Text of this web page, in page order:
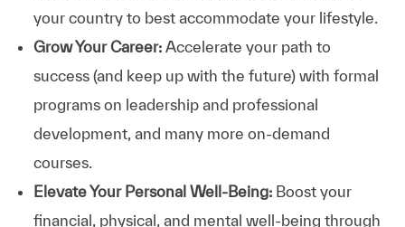
your country to best accommodate your lifestyle.
Grow Your Career: Accelerate your path to
success (and keep up with the future) with formal
programs on leadership and professional
development, and many more on-demand
courses.
Elevate Your Personal Well-Being:Boost your
financial, physical, and mental well-being through